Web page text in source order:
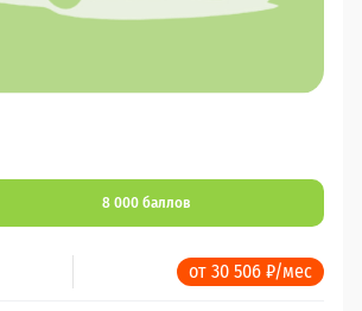
8 000 баллов
от 30 506 ₽/мес